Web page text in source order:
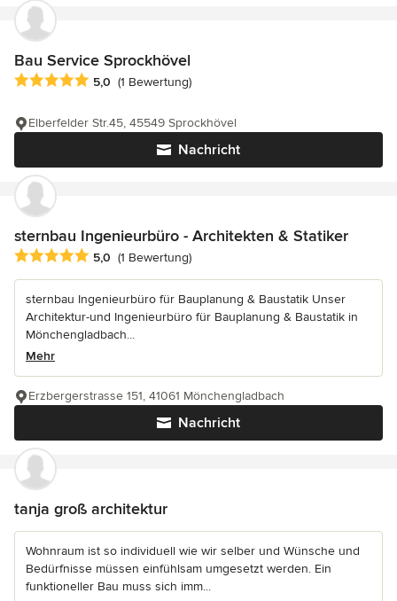
Bau Service Sprockhövel
Durchschnittliche Bewertung: 5 von 5 Sternen
5,0 (1 Bewertung)
Nachricht
Elberfelder Str.45, 45549 Sprockhövel
sternbau Ingenieurbüro - Architekten & Statiker
Durchschnittliche Bewertung: 5 von 5 Sternen
5,0 (1 Bewertung)
sternbau Ingenieurbüro für Bauplanung & Baustatik Unser
Architektur-und Ingenieurbüro für Bauplanung & Baustatik in
Mönchengladbach...
Mehr
Nachricht
Erzbergerstrasse 151, 41061 Mönchengladbach
tanja groß architektur
Wohnraum ist so individuell wie wir selber und Wünsche und
Bedürfnisse müssen einfühlsam umgesetzt werden. Ein
funktioneller Bau muss sich imm...